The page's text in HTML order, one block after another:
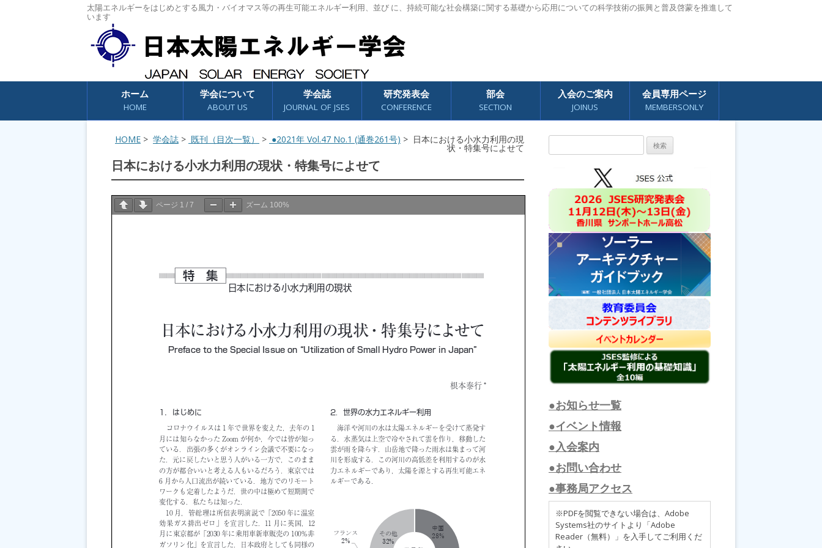
太陽エネルギーをはじめとする風力・バイオマス等の再生可能エネルギー利用、並び に、持続可能な社会構築に関する基礎から応用についての科学技術の振興と普及啓蒙を推進して
います
コンテンツへスキップ
ホーム
HOME
学会について
ABOUT US
学会誌
JOURNAL OF JSES
研究発表会
CONFERENCE
部会
SECTION
入会のご案内
JOINUS
会員専用ページ
MEMBERSONLY
HOME > 学会誌 > 既刊（目次一覧） > ●2021年 Vol.47 No.1 (通巻261号) > 日本における小水力利用の現
状・特集号によせて
日本における小水力利用の現状・特集号によせて
ページ 1 / 7 ズーム 100%
索:
●お知らせ一覧
●イベント情報
●入会案内
●お問い合わせ
●事務局アクセス
※PDFを閲覧できない場合は、Adobe
Systems社のサイトより「Adobe
Reader（無料）」を入手してご利用くだ